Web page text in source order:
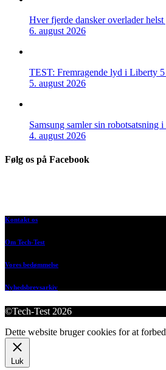
Hver fjerde dansker overlader
6. august 2026
TEST: Fremragende lyd i Liberty
5. august 2026
Samsung samler sin robotsatsning
4. august 2026
Følg os på Facebook
Kontakt os
Om Tech-Test
Vores bedømmelse
Nyhedsbrevsarkiv
©Tech-Test 2026
Dette website bruger cookies for at
Luk